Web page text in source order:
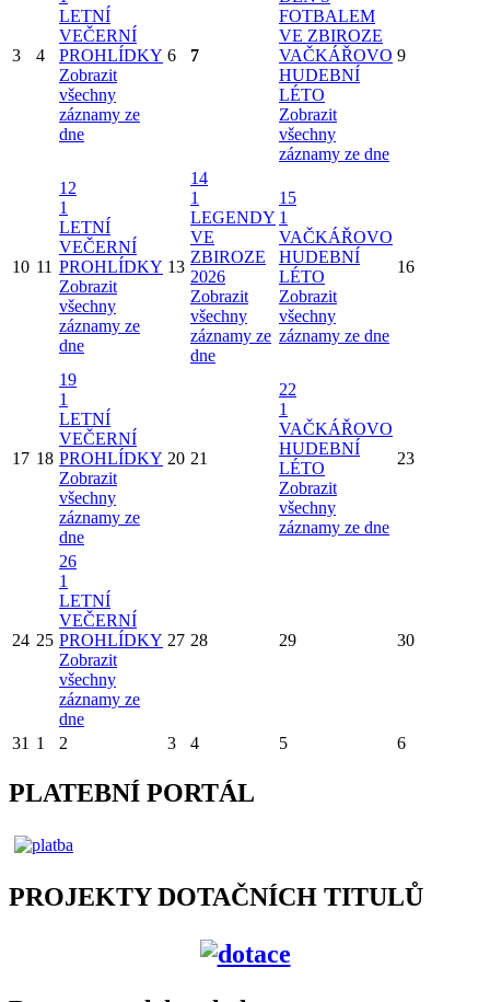
3 4
LETNÍ
VEČERNÍ
PROHLÍDKY
Zobrazit
všechny
záznamy ze
dne
6 7
FOTBALEM
VE ZBIROZE
VAČKÁŘOVO
HUDEBNÍ
LÉTO
Zobrazit
všechny
záznamy ze dne
9
10 11
12
1
LETNÍ
VEČERNÍ
PROHLÍDKY
Zobrazit
všechny
záznamy ze
dne
13
14
1
LEGENDY
VE
ZBIROZE
2026
Zobrazit
všechny
záznamy ze
dne
15
1
VAČKÁŘOVO
HUDEBNÍ
LÉTO
Zobrazit
všechny
záznamy ze dne
16
17 18
19
1
LETNÍ
VEČERNÍ
PROHLÍDKY
Zobrazit
všechny
záznamy ze
dne
20 21
22
1
VAČKÁŘOVO
HUDEBNÍ
LÉTO
Zobrazit
všechny
záznamy ze dne
23
24 25
26
1
LETNÍ
VEČERNÍ
PROHLÍDKY
Zobrazit
všechny
záznamy ze
dne
27 28 29 30
31 1 2 3 4 5 6
PLATEBNÍ PORTÁL
PROJEKTY DOTAČNÍCH TITULŮ